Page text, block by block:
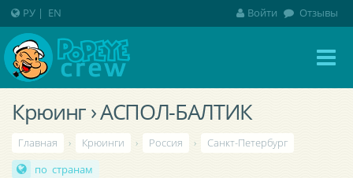
Крюинг › АСПОЛ-БАЛТИК
Главная › Крюинги › Россия ›
Санкт-Петербург
по странам
РУ | EN Войти Отзывы